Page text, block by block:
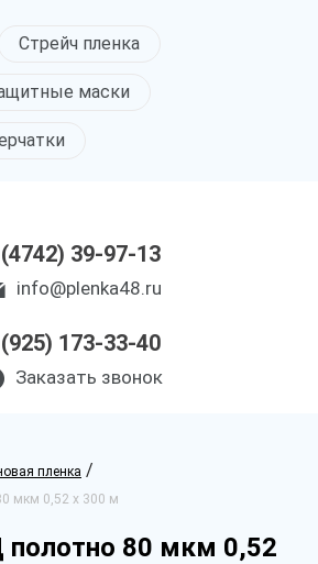
Стрейч пленка
маски
39-97-13
info@plenka48.ru
173-33-40
Заказать звонок
пленка /
мкм 0,52 х 300 м
80 мкм 0,52